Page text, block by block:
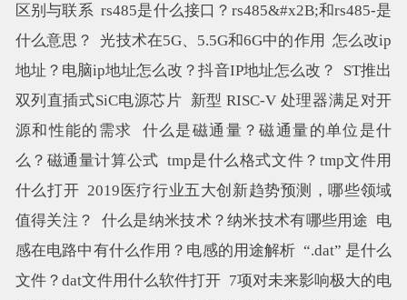
区别与联系 rs485是什么接口？rs485&#x2B;和rs485-是
什么意思？
光技术在5G、5.5G和6G中的作用 怎么改ip
地址？电脑ip地址怎么改？抖音IP地址怎么改？
ST推出
双列直插式SiC电源芯片 新型 RISC-V 处理器满足对开
源和性能的需求
什么是磁通量？磁通量的单位是什
么？磁通量计算公式 tmp是什么格式文件？tmp文件用
什么打开 2019医疗行业五大创新趋势预测，哪些领域
值得关注？
什么是纳米技术？纳米技术有哪些用途 电
感在电路中有什么作用？电感的用途解析 “.dat” 是什么
文件？dat文件用什么软件打开 7项对未来影响极大的电